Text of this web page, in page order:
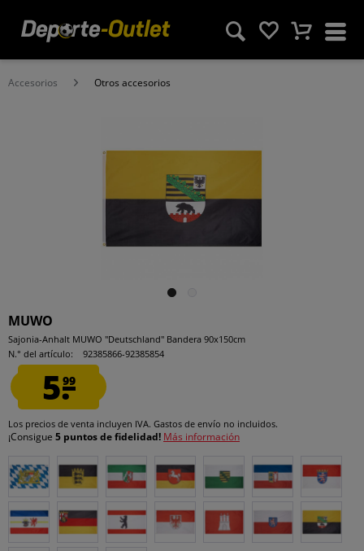
Accesorios Otros accesorios
MUWO
Sajonia-Anhalt MUWO "Deutschland" Bandera 90x150cm
N.° del artículo:
92385866-92385854
5.99
Los precios de venta incluyen IVA. Gastos de envío no incluidos.
¡Consigue 5 puntos de fidelidad! Más información